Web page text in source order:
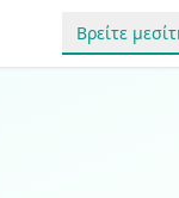
Βρείτε